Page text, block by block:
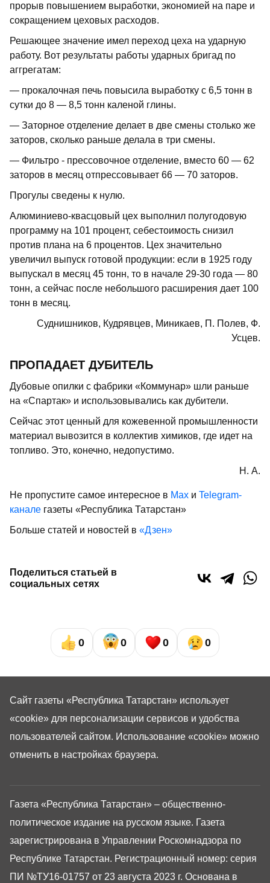
прорыв повышением выработки, экономией на паре и
сокращением цеховых расходов.
Решающее значение имел переход цеха на ударную
работу. Вот результаты работы ударных бригад по
аггрегатам:
— прокалочная печь повысила выработку с 6,5 тонн в
сутки до 8 — 8,5 тонн каленой глины.
— Заторное отделение делает в две смены столько же
заторов, сколько раньше делала в три смены.
— Фильтро - прессовочное отделение, вместо 60 — 62
заторов в месяц отпрессовывает 66 — 70 заторов.
Прогулы сведены к нулю.
Алюминиево-квасцовый цех выполнил полугодовую
программу на 101 процент, себестоимость снизил
против плана на 6 процентов. Цех значительно
увеличил выпуск готовой продукции: если в 1925 году
выпускал в месяц 45 тонн, то в начале 29-30 года — 80
тонн, а сейчас после небольшого расширения дает 100
тонн в месяц.
Суднишников, Кудрявцев, Миникаев, П. Полев, Ф.
Усцев.
ПРОПАДАЕТ ДУБИТЕЛЬ
Дубовые опилки с фабрики «Коммунар» шли раньше
на «Спартак» и использовывались как дубители.
Сейчас этот ценный для кожевенной промышленности
материал вывозится в коллектив химиков, где идет на
топливо. Это, конечно, недопустимо.
Н. А.
Не пропустите самое интересное в Max и Telegram-
канале газеты «Республика Татарстан»
Больше статей и новостей в «Дзен»
Поделиться статьей в
социальных сетях
0 0 0 0
Газета «Республика Татарстан» – общественно-
политическое издание на русском языке. Газета
зарегистрирована в Управлении Роскомнадзора по
Республике Татарстан. Регистрационный номер: серия
ПИ №ТУ16-01757 от 23 августа 2023 г. Основана в
Сайт газеты «Республика Татарстан» использует
«cookie» для персонализации сервисов и удобства
пользователей сайтом. Использование «cookie» можно
отменить в настройках браузера.